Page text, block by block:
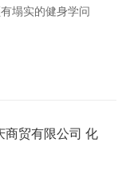
塌实的健身学问
商贸有限公司 化